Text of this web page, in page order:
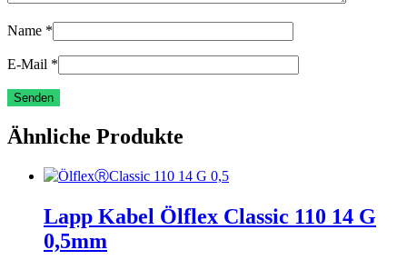
Name *
E-Mail *
Ähnliche Produkte
Lapp Kabel Ölflex Classic 110 14 G
0,5mm